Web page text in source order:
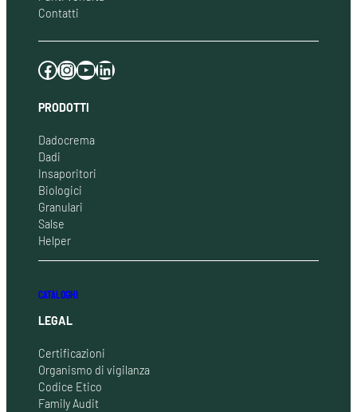
Contatti
Facebook Instagram YouTube LinkedIn
PRODOTTI
Dadocrema
Dadi
Insaporitori
Biologici
Granulari
Salse
Helper
CATALOGHI
LEGAL
Certificazioni
Organismo di vigilanza
Codice Etico
Family Audit